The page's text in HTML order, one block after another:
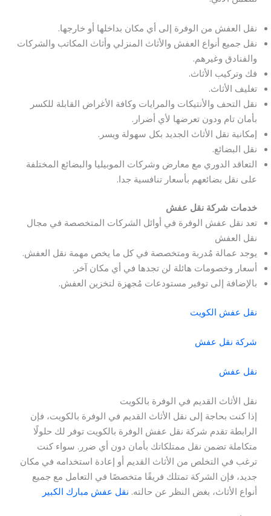
نقل العفش من الوفرة إلى أي مكان بداخلها أو خارجها.
نقل جميع أنواع العفش والأثاث المنزلي وأثاث المكاتب والشركات
والفنادق وغيرهم.
فك وتركيب الأثاث.
تغليف الأثاث.
نقل التحف والأنتيكات والمرايات وكافة الأغراض القابلة للكسر
بأمان تام ودون تعرضها لأي أضرار.
إمكانية نقل الأثاث الجديد بكل سهولة ويسر.
نقل البضائع.
التعاقد الدوري مع معارض وشركات الموبيليا والبضائع المختلفة
على نقل بضائعهم بأسعار تنافسية جدا.
خدمات شركة نقل عفش
تعد نقل عفش الوفرة في أوائل الشركات المتخصصة في مجال
نقل العفش
يوجد عمالة مُدربة ومتخصصة في كل ما يخص مهمة نقل العفش.
أسعار وخصومات هائلة لن تجدها في أي مكان آخر.
بالإضافة إلى توفير مستودعات مُجهزة لتخزين العفش.
نقل عفش الكويت
شركة نقل عفش
نقل عفش
نقل الأثاث القديم في الوفرة بالكويت
إذا كنت بحاجة إلى نقل الأثاث القديم في الوفرة بالكويت، فإن
الرابطة تقدم شركة نقل عفش الوفرة بالكويت توفر لك حلولًا
متكاملة تضمن نقل ممتلكاتك بأمان دون أي ضرر. سواء كنت
ترغب في التخلص من الأثاث القديم أو إعادة استخدامه في مكان
جديد، فإن الشركة تمتلك فريقًا متخصصًا في التعامل مع جميع
أنواع الأثاث، بغض النظر عن حالته. نقل عفش مبارك الكبير